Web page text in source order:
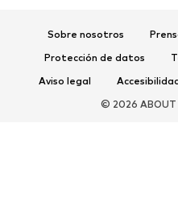
Exclusivo
Sobre nosotros
Protección de datos
Aviso legal
© 2026 ABOUT